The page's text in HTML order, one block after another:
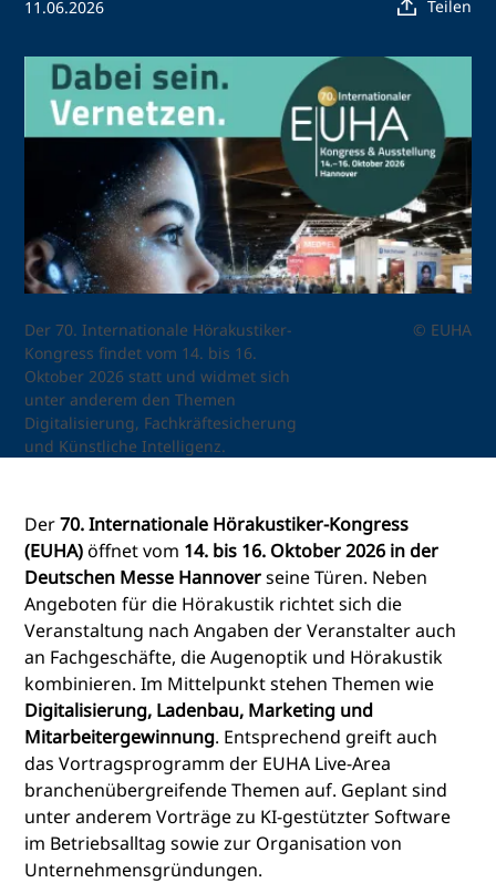
11.06.2026 Teilen
Der 70. Internationale Hörakustiker-
Kongress findet vom 14. bis 16.
Oktober 2026 statt und widmet sich
unter anderem den Themen
Digitalisierung, Fachkräftesicherung
und Künstliche Intelligenz.
© EUHA
Der70. Internationale Hörakustiker-Kongress
(EUHA)öffnet vom 14. bis 16. Oktober 2026 in der
Deutschen Messe Hannoverseine Türen. Neben
Angeboten für die Hörakustik richtet sich die
Veranstaltung nach Angaben der Veranstalter auch
an Fachgeschäfte, die Augenoptik und Hörakustik
kombinieren. Im Mittelpunkt stehen Themen wie
Digitalisierung, Ladenbau, Marketing und
Mitarbeitergewinnung. Entsprechend greift auch
das Vortragsprogramm der EUHA Live-Area
branchenübergreifende Themen auf. Geplant sind
unter anderem Vorträge zu KI-gestützter Software
im Betriebsalltag sowie zur Organisation von
Unternehmensgründungen.